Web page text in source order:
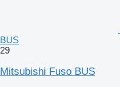
BUS
29
Mitsubishi Fuso BUS